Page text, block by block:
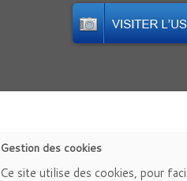
Gestion des cookies
Ce site utilise des cookies, pour